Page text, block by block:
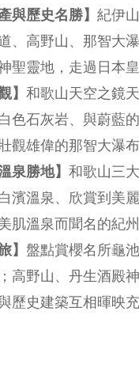
與歷史名勝】 紀伊
、高野山、那智大
聖靈地，走過日本
】 和歌山天空之鏡
色石灰岩、與蔚藍
觀雄偉的那智大瀑
泉勝地】 和歌山三
濱溫泉、欣賞到美
肌溫泉而聞名的紀
】 盤點賞櫻名所龜
高野山、丹生酒殿
歷史建築互相暉映